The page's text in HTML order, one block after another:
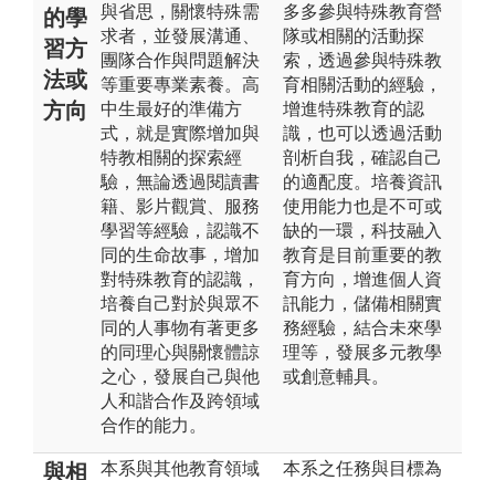
的學
習方
法或
方向
與省思，關懷特殊需
求者，並發展溝通、
團隊合作與問題解決
等重要專業素養。高
中生最好的準備方
式，就是實際增加與
特教相關的探索經
驗，無論透過閱讀書
籍、影片觀賞、服務
學習等經驗，認識不
同的生命故事，增加
對特殊教育的認識，
培養自己對於與眾不
同的人事物有著更多
的同理心與關懷體諒
之心，發展自己與他
人和諧合作及跨領域
合作的能力。
多多參與特殊教育營
隊或相關的活動探
索，透過參與特殊教
育相關活動的經驗，
增進特殊教育的認
識，也可以透過活動
剖析自我，確認自己
的適配度。培養資訊
使用能力也是不可或
缺的一環，科技融入
教育是目前重要的教
育方向，增進個人資
訊能力，儲備相關實
務經驗，結合未來學
理等，發展多元教學
或創意輔具。
與相 本系與其他教育領域 本系之任務與目標為